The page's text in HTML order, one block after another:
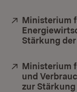
Extern:
Ministerium
Stärkung
Extern:
Ministerium
und
zur